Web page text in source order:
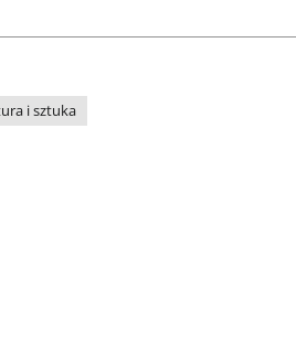
i sztuka